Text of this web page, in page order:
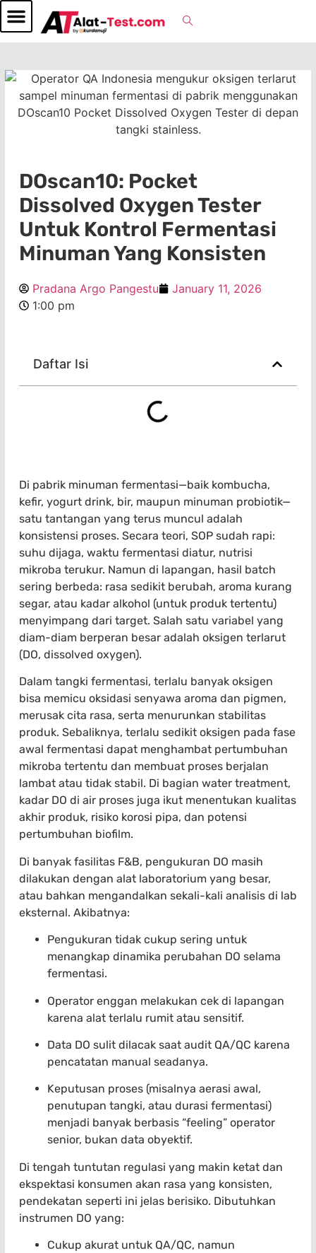
DOscan10: Pocket
Dissolved Oxygen Tester
Untuk Kontrol Fermentasi
Minuman Yang Konsisten
Pradana Argo Pangestu
January 11, 2026
1:00 pm
Daftar Isi
Di pabrik minuman fermentasi—baik kombucha,
kefir, yogurt drink, bir, maupun minuman probiotik—
satu tantangan yang terus muncul adalah
konsistensi proses. Secara teori, SOP sudah rapi:
suhu dijaga, waktu fermentasi diatur, nutrisi
mikroba terukur. Namun di lapangan, hasil batch
sering berbeda: rasa sedikit berubah, aroma kurang
segar, atau kadar alkohol (untuk produk tertentu)
menyimpang dari target. Salah satu variabel yang
diam-diam berperan besar adalah oksigen terlarut
(DO, dissolved oxygen).
Dalam tangki fermentasi, terlalu banyak oksigen
bisa memicu oksidasi senyawa aroma dan pigmen,
merusak cita rasa, serta menurunkan stabilitas
produk. Sebaliknya, terlalu sedikit oksigen pada fase
awal fermentasi dapat menghambat pertumbuhan
mikroba tertentu dan membuat proses berjalan
lambat atau tidak stabil. Di bagian water treatment,
kadar DO di air proses juga ikut menentukan kualitas
akhir produk, risiko korosi pipa, dan potensi
pertumbuhan biofilm.
Di banyak fasilitas F&B, pengukuran DO masih
dilakukan dengan alat laboratorium yang besar,
atau bahkan mengandalkan sekali-kali analisis di lab
eksternal. Akibatnya:
Pengukuran tidak cukup sering untuk
menangkap dinamika perubahan DO selama
fermentasi.
Operator enggan melakukan cek di lapangan
karena alat terlalu rumit atau sensitif.
Data DO sulit dilacak saat audit QA/QC karena
pencatatan manual seadanya.
Keputusan proses (misalnya aerasi awal,
penutupan tangki, atau durasi fermentasi)
menjadi banyak berbasis “feeling” operator
senior, bukan data obyektif.
Di tengah tuntutan regulasi yang makin ketat dan
ekspektasi konsumen akan rasa yang konsisten,
pendekatan seperti ini jelas berisiko. Dibutuhkan
instrumen DO yang:
Cukup akurat untuk QA/QC, namun